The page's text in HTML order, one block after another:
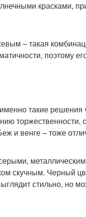
красками,
– такая
поэтому
такие решения
торжественности,
и венге – тоже
скучным. Черный
стильно, но